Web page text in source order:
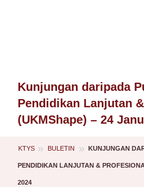
Kunjungan daripada
Pendidikan Lanjutan
(UKMShape) – 24
KTYS » BULETIN » KUNJUNGAN
PENDIDIKAN LANJUTAN &
2024